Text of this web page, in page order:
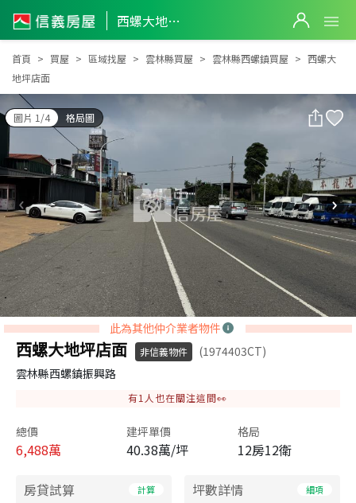
西螺大地坪店面
西螺大地坪店面
首頁 買屋 區域找屋 雲林縣買屋 雲林縣西螺鎮買屋
西螺大
地坪店面
圖片 1/4 格局圖
此為其他仲介業者物件
西螺大地坪店面 非信義物件
(1974403CT)
雲林縣西螺鎮振興路
有1 人也在關注這間👀
總價
6,488萬
建坪單價
40.38萬/坪
格局
12房12衛
房貸試算 計算 坪數詳情 細項